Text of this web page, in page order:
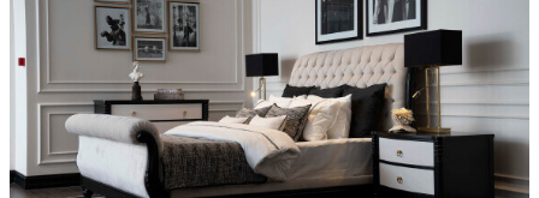
LIFE STYLE
EN ÇOK SATAN